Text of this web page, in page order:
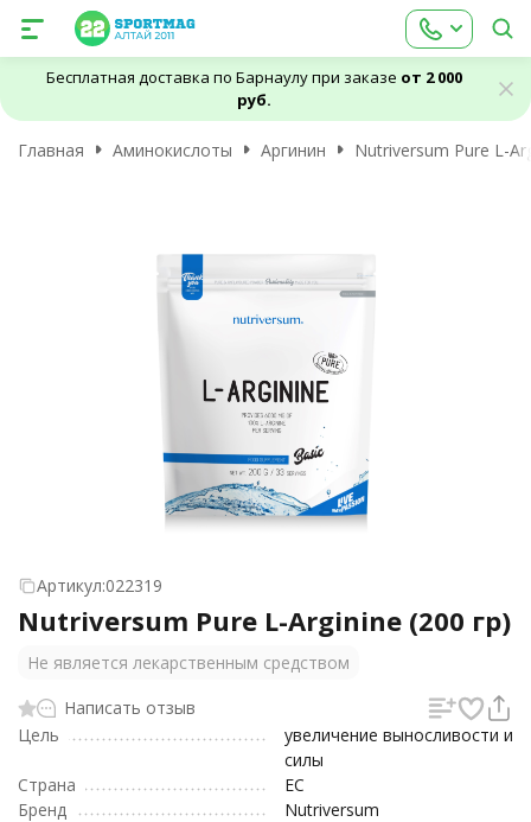
Бесплатная доставка по Барнаулу при заказе от 2 000
руб.
Главная Аминокислоты Аргинин Nutriversum Pure L-
Артикул:022319
Nutriversum Pure L-Arginine (200 гр)
Не является лекарственным средством
Написать отзыв
Цель
увеличение выносливости и
силы
Страна
ЕС
Бренд
Nutriversum